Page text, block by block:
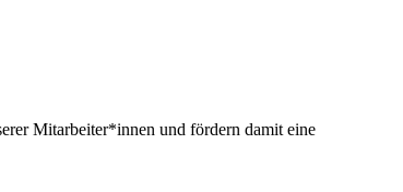
Mitarbeiter*innen und fördern damit eine